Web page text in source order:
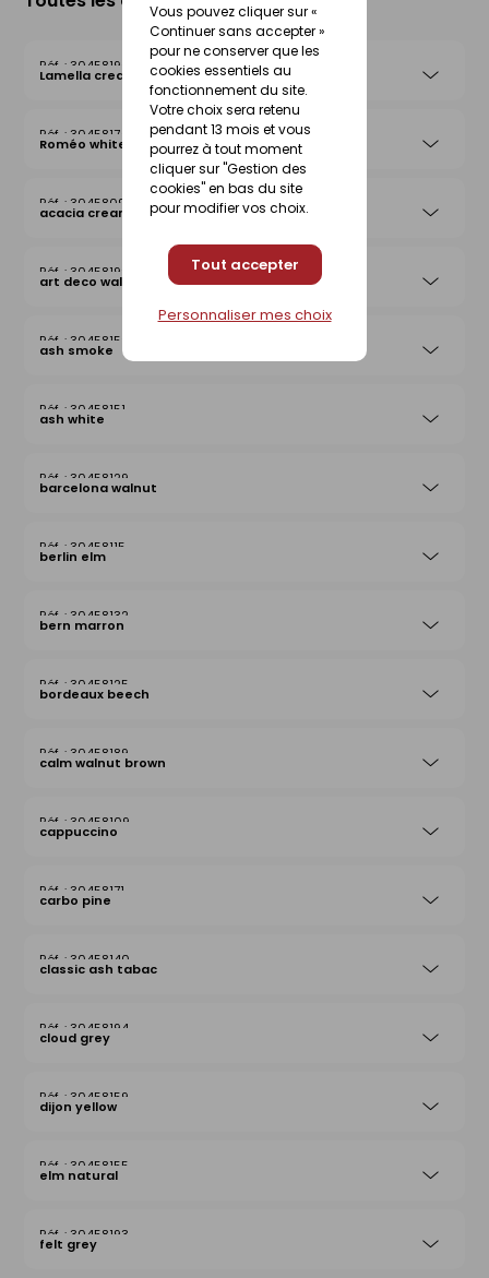
Vous pouvez cliquer sur «
Continuer sans accepter »
pour ne conserver que les
cookies essentiels au
fonctionnement du site.
Votre choix sera retenu
pendant 13 mois et vous
pourrez à tout moment
cliquer sur "Gestion des
cookies" en bas du site
pour modifier vos choix.
Tout accepter
Personnaliser mes choix
30458190
Lamella cream
30458174
Roméo white
30458092
acacia cream
30458199
art deco walnut
30458152
ash smoke
30458151
ash white
30458129
barcelona walnut
30458115
berlin elm
30458132
bern marron
30458125
bordeaux beech
30458189
calm walnut brown
30458109
cappuccino
30458171
carbo pine
30458140
classic ash tabac
30458194
cloud grey
30458159
dijon yellow
30458155
elm natural
30458193
felt grey